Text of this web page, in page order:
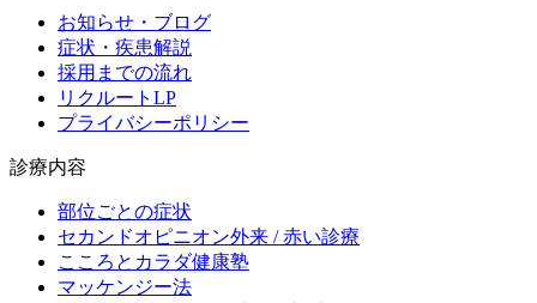
お知らせ・ブログ
症状・疾患解説
採用までの流れ
リクルートLP
プライバシーポリシー
診療内容
部位ごとの症状
セカンドオピニオン外来 / 赤い診療
こころとカラダ健康塾
マッケンジー法